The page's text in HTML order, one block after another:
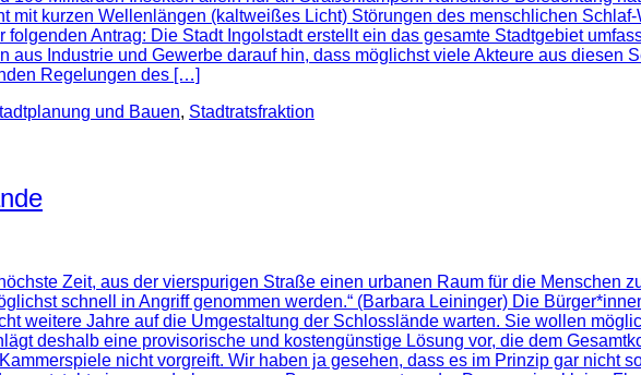
mit kurzen Wellenlängen (kaltweißes Licht) Störungen des menschlichen
Antrag: Die Stadt Ingolstadt erstellt ein das gesamte Stadtgebiet
aus Industrie und Gewerbe darauf hin, dass möglichst viele Akteure aus diesen
Regelungen des […]
und Bauen, Stadtratsfraktion
Zeit, aus der vierspurigen Straße einen urbanen Raum für die Menschen
schnell in Angriff genommen werden.“ (Barbara Leininger) Die
weitere Jahre auf die Umgestaltung der Schlosslände warten. Sie wollen
deshalb eine provisorische und kostengünstige Lösung vor, die dem
nicht vorgreift. Wir haben ja gesehen, dass es im Prinzip gar nicht